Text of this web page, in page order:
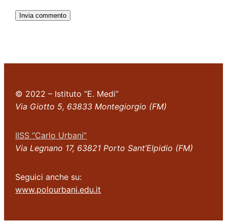
© 2022 – Istituto “E. Medi”
Via Giotto 5, 63833 Montegiorgio (FM)
IISS “Carlo Urbani”
Via Legnano 17, 63821 Porto Sant’Elpidio (FM)
Seguici anche su:
www.polourbani.edu.it